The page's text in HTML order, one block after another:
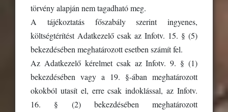
törvény alapján nem tagadható meg.
A tájékoztatás főszabály szerint ingyenes,
költségtérítést Adatkezelő csak az Infotv. 15. § (5)
bekezdésében meghatározott esetben számít fel.
Az Adatkezelő kérelmet csak az Infotv. 9. § (1)
bekezdésében vagy a 19. §-ában meghatározott
okokból utasít el, erre csak indoklással, az Infotv.
16. § (2) bekezdésében meghatározott